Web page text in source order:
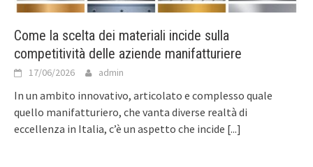
Come la scelta dei materiali incide sulla
competitività delle aziende manifatturiere
17/06/2026 admin
In un ambito innovativo, articolato e complesso quale
quello manifatturiero, che vanta diverse realtà di
eccellenza in Italia, c’è un aspetto che incide [...]